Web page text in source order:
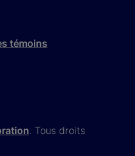
. Tous droits
témoins